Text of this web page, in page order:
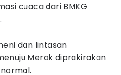
cuaca dari BMKG
dan lintasan
Merak diprakirakan